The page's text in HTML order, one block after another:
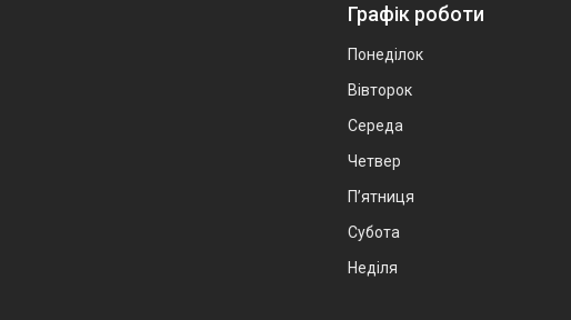
Графік роботи
Понеділок
Вівторок
Середа
Четвер
Пʼятниця
Субота
Неділя